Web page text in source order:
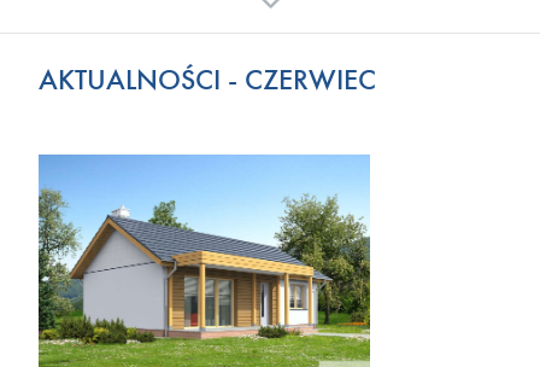
AKTUALNOŚCI - CZERWIEC